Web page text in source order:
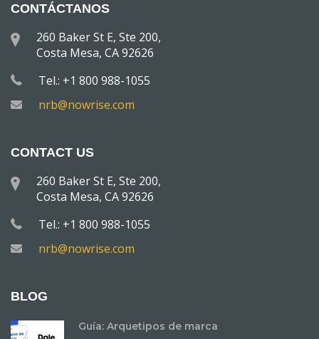
CONTÁCTANOS
260 Baker St E, Ste 200,
Costa Mesa, CA 92626
Tel.: +1 800 988-1055
nrb@nowrise.com
CONTACT US
260 Baker St E, Ste 200,
Costa Mesa, CA 92626
Tel.: +1 800 988-1055
nrb@nowrise.com
BLOG
Guía: Arquetipos de marca